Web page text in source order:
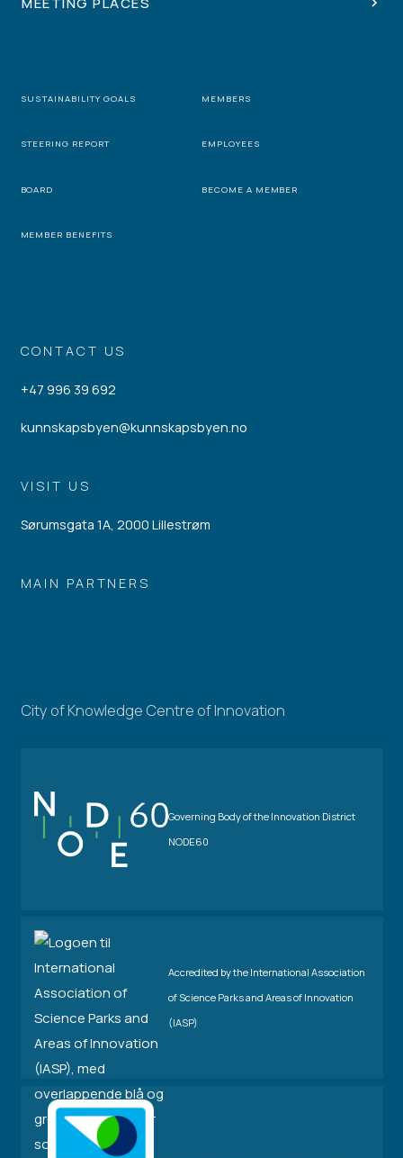
CONTACT US
+47 996 39 692
kunnskapsbyen@kunnskapsbyen.no
VISIT US
Sørumsgata 1A, 2000 Lillestrøm
MAIN PARTNERS
SUSTAINABILITY GOALS MEMBERS
STEERING REPORT EMPLOYEES
BOARD BECOME A MEMBER
MEMBER BENEFITS
City of Knowledge Centre of Innovation
Governing Body of the Innovation District
NODE60
Accredited by the International Association
of Science Parks and Areas of Innovation
(IASP)